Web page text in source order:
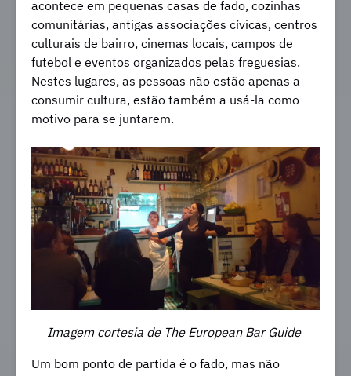
acontece em pequenas casas de fado, cozinhas
comunitárias, antigas associações cívicas, centros
culturais de bairro, cinemas locais, campos de
futebol e eventos organizados pelas freguesias.
Nestes lugares, as pessoas não estão apenas a
consumir cultura, estão também a usá-la como
motivo para se juntarem.
Imagem cortesia de The European Bar Guide
Um bom ponto de partida é o fado, mas não